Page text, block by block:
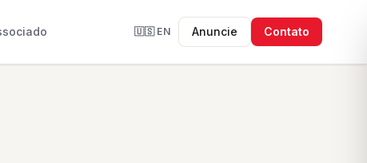
🇺🇸 EN Anuncie Contato